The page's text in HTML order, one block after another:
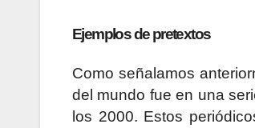
Ejemplos de pretextos
Como señalamos
del mundo fue en una
los 2000. Estos